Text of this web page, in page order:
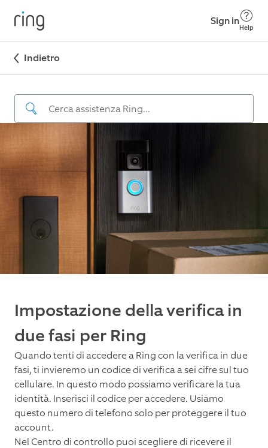
Sign in
Help
Indietro
Impostazione della verifica in
due fasi per Ring
Quando tenti di accedere a Ring con la verifica in due
fasi, ti invieremo un codice di verifica a sei cifre sul tuo
cellulare. In questo modo possiamo verificare la tua
identità. Inserisci il codice per accedere. Usiamo
questo numero di telefono solo per proteggere il tuo
account.
Nel Centro di controllo puoi scegliere di ricevere il